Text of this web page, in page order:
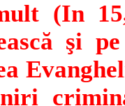
(In
şi